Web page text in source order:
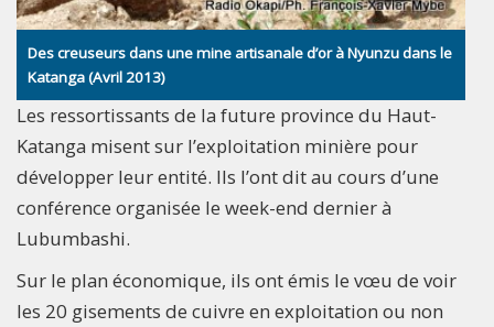
Des creuseurs dans une mine artisanale d’or à Nyunzu dans le
Katanga (Avril 2013)
Les ressortissants de la future province du Haut-
Katanga misent sur l’exploitation minière pour
développer leur entité. Ils l’ont dit au cours d’une
conférence organisée le week-end dernier à
Lubumbashi.
Sur le plan économique, ils ont émis le vœu de voir
les 20 gisements de cuivre en exploitation ou non